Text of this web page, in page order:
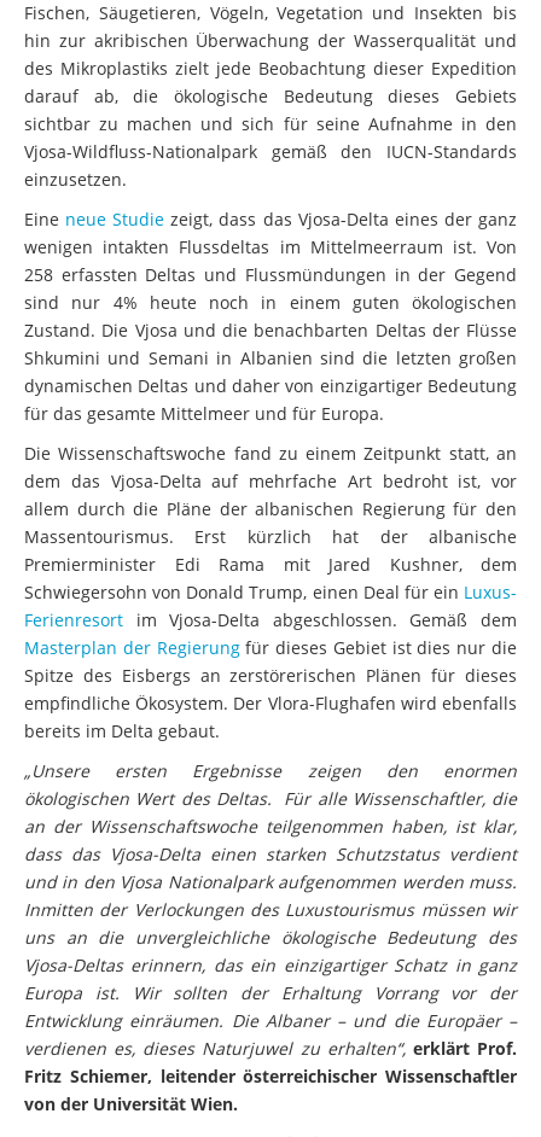
Fischen, Säugetieren, Vögeln, Vegetation und Insekten bis
hin zur akribischen Überwachung der Wasserqualität und
des Mikroplastiks zielt jede Beobachtung dieser Expedition
darauf ab, die ökologische Bedeutung dieses Gebiets
sichtbar zu machen und sich für seine Aufnahme in den
Vjosa-Wildfluss-Nationalpark gemäß den IUCN-Standards
einzusetzen.
Eine neue Studie zeigt, dass das Vjosa-Delta eines der ganz
wenigen intakten Flussdeltas im Mittelmeerraum ist. Von
258 erfassten Deltas und Flussmündungen in der Gegend
sind nur 4% heute noch in einem guten ökologischen
Zustand. Die Vjosa und die benachbarten Deltas der Flüsse
Shkumini und Semani in Albanien sind die letzten großen
dynamischen Deltas und daher von einzigartiger Bedeutung
für das gesamte Mittelmeer und für Europa.
Die Wissenschaftswoche fand zu einem Zeitpunkt statt, an
dem das Vjosa-Delta auf mehrfache Art bedroht ist, vor
allem durch die Pläne der albanischen Regierung für den
Massentourismus. Erst kürzlich hat der albanische
Premierminister Edi Rama mit Jared Kushner, dem
Schwiegersohn von Donald Trump, einen Deal für ein Luxus-
Ferienresort im Vjosa-Delta abgeschlossen. Gemäß dem
Masterplan der Regierungfür dieses Gebiet ist dies nur die
Spitze des Eisbergs an zerstörerischen Plänen für dieses
empfindliche Ökosystem. Der Vlora-Flughafen wird ebenfalls
bereits im Delta gebaut.
„Unsere ersten Ergebnisse zeigen den enormen
ökologischen Wert des Deltas. Für alle Wissenschaftler, die
an der Wissenschaftswoche teilgenommen haben, ist klar,
dass das Vjosa-Delta einen starken Schutzstatus verdient
und in den Vjosa Nationalpark aufgenommen werden muss.
Inmitten der Verlockungen des Luxustourismus müssen wir
uns an die unvergleichliche ökologische Bedeutung des
Vjosa-Deltas erinnern, das ein einzigartiger Schatz in ganz
Europa ist. Wir sollten der Erhaltung Vorrang vor der
Entwicklung einräumen. Die Albaner – und die Europäer –
verdienen es, dieses Naturjuwel zu erhalten“, erklärt Prof.
Fritz Schiemer, leitender österreichischer Wissenschaftler
von der Universität Wien.